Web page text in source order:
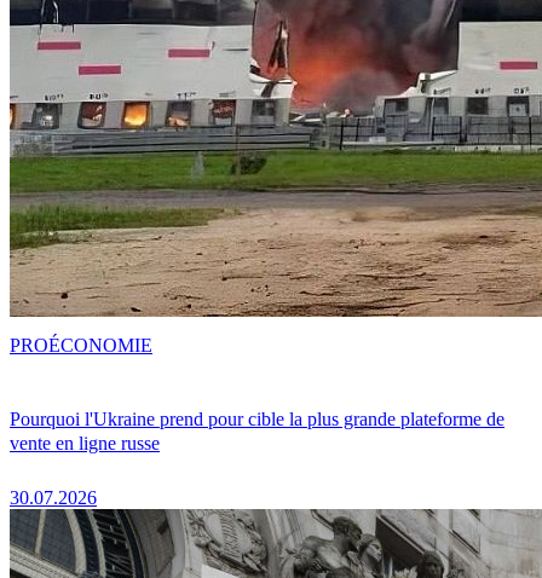
Pourquoi l'Ukraine prend pour cible la plus grande plateforme de
vente en ligne russe
30.07.2026
PROÉCONOMIE